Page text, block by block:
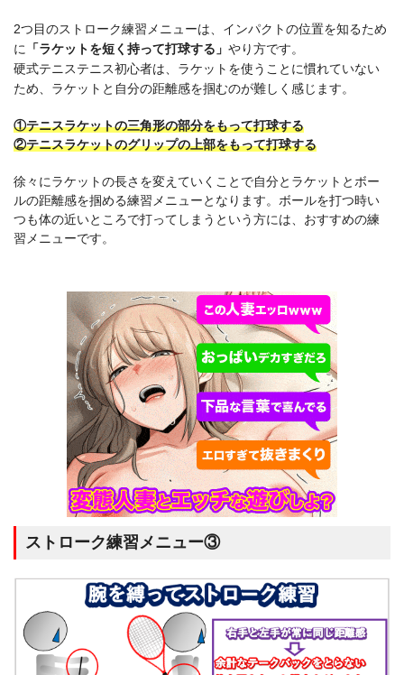
2つ目のストローク練習メニューは、インパクトの位置を知るため
に
「ラケットを短く持って打球する」 やり方です。
硬式テニステニス初心者は、ラケットを使うことに慣れていない
ため、ラケットと自分の距離感を掴むのが難しく感じます。
①テニスラケットの三角形の部分をもって打球する
②テニスラケットのグリップの上部をもって打球する
徐々にラケットの長さを変えていくことで自分とラケットとボー
ルの距離感を掴める練習メニューとなります。ボールを打つ時い
つも体の近いところで打ってしまうという方には、おすすめの練
習メニューです。
ストローク練習メニュー③